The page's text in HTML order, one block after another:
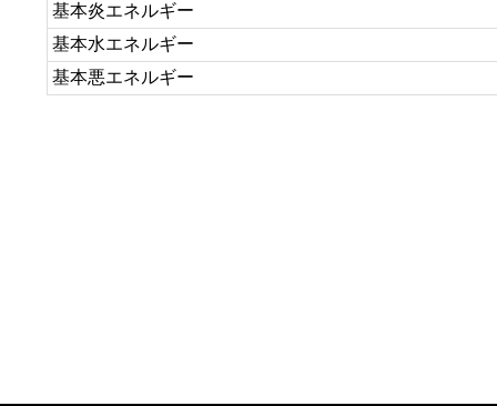
基本炎エネルギー
基本水エネルギー
基本悪エネルギー